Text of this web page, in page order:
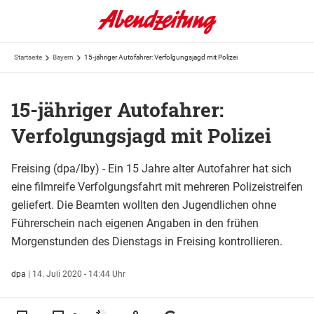
Startseite Bayern 15-jähriger Autofahrer: Verfolgungsjagd mit Polizei
15-jähriger Autofahrer:
Verfolgungsjagd mit Polizei
Freising (dpa/lby) - Ein 15 Jahre alter Autofahrer hat sich
eine filmreife Verfolgungsfahrt mit mehreren Polizeistreifen
geliefert. Die Beamten wollten den Jugendlichen ohne
Führerschein nach eigenen Angaben in den frühen
Morgenstunden des Dienstags in Freising kontrollieren.
dpa | 14. Juli 2020 - 14:44 Uhr